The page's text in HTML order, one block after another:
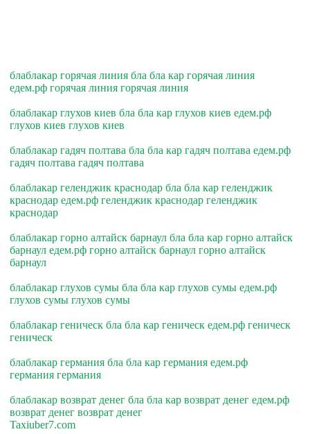
блаблакар горячая линия бла бла кар горячая линия
едем.рф горячая линия горячая линия
блаблакар глухов киев бла бла кар глухов киев едем.рф
глухов киев глухов киев
блаблакар гадяч полтава бла бла кар гадяч полтава едем.рф
гадяч полтава гадяч полтава
блаблакар геленджик краснодар бла бла кар геленджик
краснодар едем.рф геленджик краснодар геленджик
краснодар
блаблакар горно алтайск барнаул бла бла кар горно алтайск
барнаул едем.рф горно алтайск барнаул горно алтайск
барнаул
блаблакар глухов сумы бла бла кар глухов сумы едем.рф
глухов сумы глухов сумы
блаблакар геническ бла бла кар геническ едем.рф геническ
геническ
блаблакар германия бла бла кар германия едем.рф
германия германия
блаблакар возврат денег бла бла кар возврат денег едем.рф
возврат денег возврат денег
Taxiuber7.com